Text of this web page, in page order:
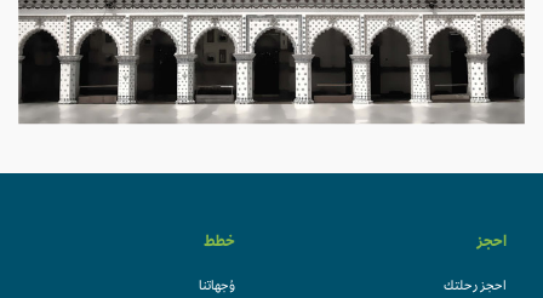
احجز
احجز رحلتك
خطط
وُجهاتنا